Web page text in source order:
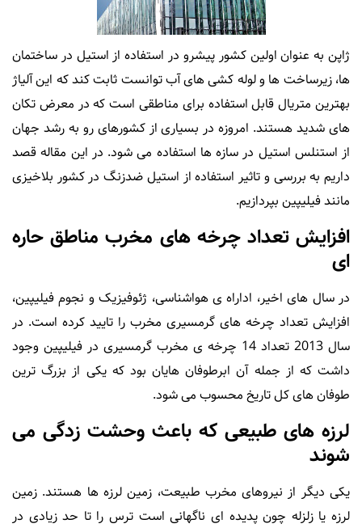
ژاپن به عنوان اولین کشور پیشرو در استفاده از استیل در ساختمان
ها، زیرساخت ها و لوله کشی های آب توانست ثابت کند که این آلیاژ
بهترین متریال قابل استفاده برای مناطقی است که در معرض تکان
های شدید هستند. امروزه در بسیاری از کشورهای رو به رشد جهان
از استنلس استیل در سازه ها استفاده می شود. در این مقاله قصد
داریم به بررسی و تاثیر استفاده از استیل ضدزنگ در کشور بلاخیزی
مانند فیلیپین بپردازیم.
افزایش تعداد چرخه های مخرب مناطق حاره
ای
در سال های اخیر، اداراه ی هواشناسی، ژئوفیزیک و نجوم فیلیپین،
افزایش تعداد چرخه های گرمسیری مخرب را تایید کرده است. در
سال 2013 تعداد 14 چرخه ی مخرب گرمسیری در فیلیپین وجود
داشت که از جمله آن ابرطوفان هایان بود که یکی از بزرگ ترین
طوفان های کل تاریخ محسوب می شود.
لرزه های طبیعی که باعث وحشت زدگی می
شوند
یکی دیگر از نیروهای مخرب طبیعت، زمین لرزه ها هستند. زمین
لرزه یا زلزله چون پدیده ای ناگهانی است ترس را تا حد زیادی در